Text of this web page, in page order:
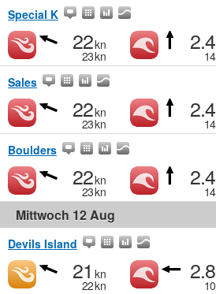
Special K
22kn
23kn
2.4
14
Sales
22kn
23kn
2.4
14
Boulders
22kn
23kn
2.4
14
Mittwoch 12 Aug
Devils Island
21 kn
22kn
2.8
10